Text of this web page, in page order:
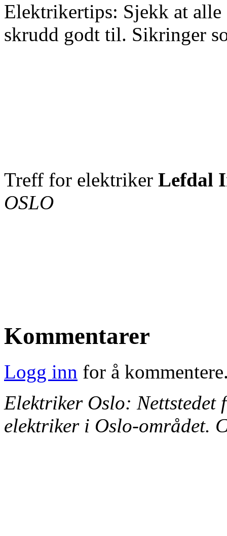
Elektrikertips: Sjekk at alle
skrudd godt til. Sikringer
Treff for elektriker Lefdal
OSLO
Kommentarer
Logg inn for å
Elektriker Oslo: Nettstedet
elektriker i Oslo-området.